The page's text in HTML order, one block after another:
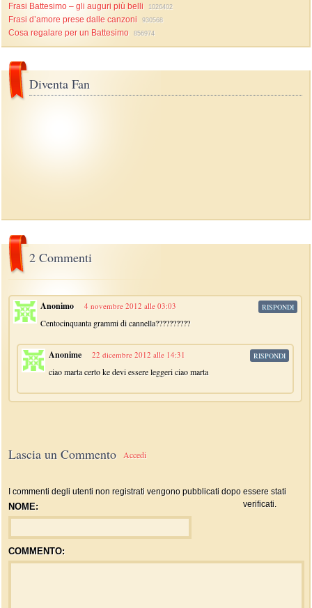
Frasi Battesimo – gli auguri più belli 1026402
Frasi d’amore prese dalle canzoni 930568
Cosa regalare per un Battesimo 856974
Diventa Fan
2 Commenti
Anonimo 4 novembre 2012 alle 03:03
Centocinquanta grammi di cannella??????????
RISPONDI
Anonime 22 dicembre 2012 alle 14:31
ciao marta certo ke devi essere leggeri ciao marta
RISPONDI
Lascia un Commento Accedi
I commenti degli utenti non registrati vengono pubblicati dopo essere stati
verificati.
NOME:
COMMENTO: